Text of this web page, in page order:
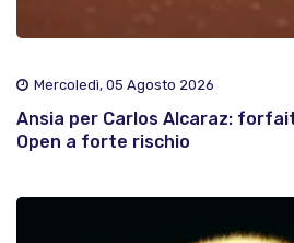
Mercoledì, 05 Agosto 2026
Ansia per Carlos Alcaraz:
Open a forte rischio